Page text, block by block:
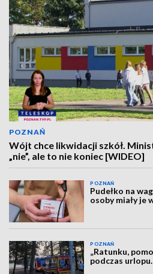
POZNAŃ
Wójt chce likwidacji szkół.
„nie”, ale to nie koniec [WIDEO]
POZNAŃ
Pudełko na
osoby miały je
POZNAŃ
„Ratunku,
podczas